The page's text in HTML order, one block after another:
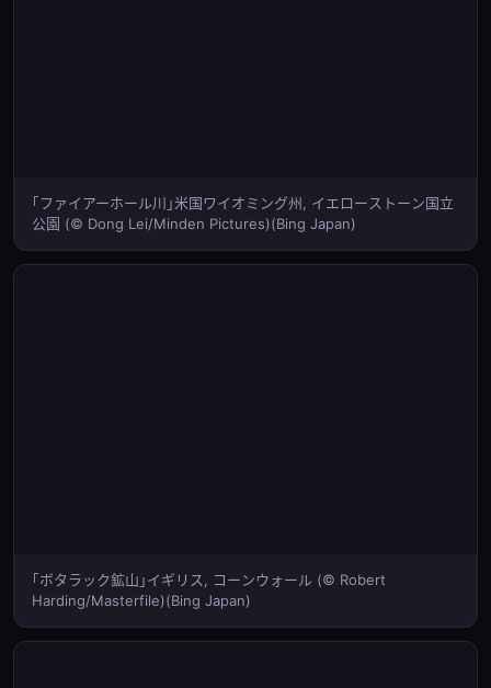
｢ファイアーホール川｣米国ワイオミング州, イエローストーン国立
公園 (© Dong Lei/Minden Pictures)(Bing Japan)
｢ボタラック鉱山｣イギリス, コーンウォール (© Robert
Harding/Masterfile)(Bing Japan)